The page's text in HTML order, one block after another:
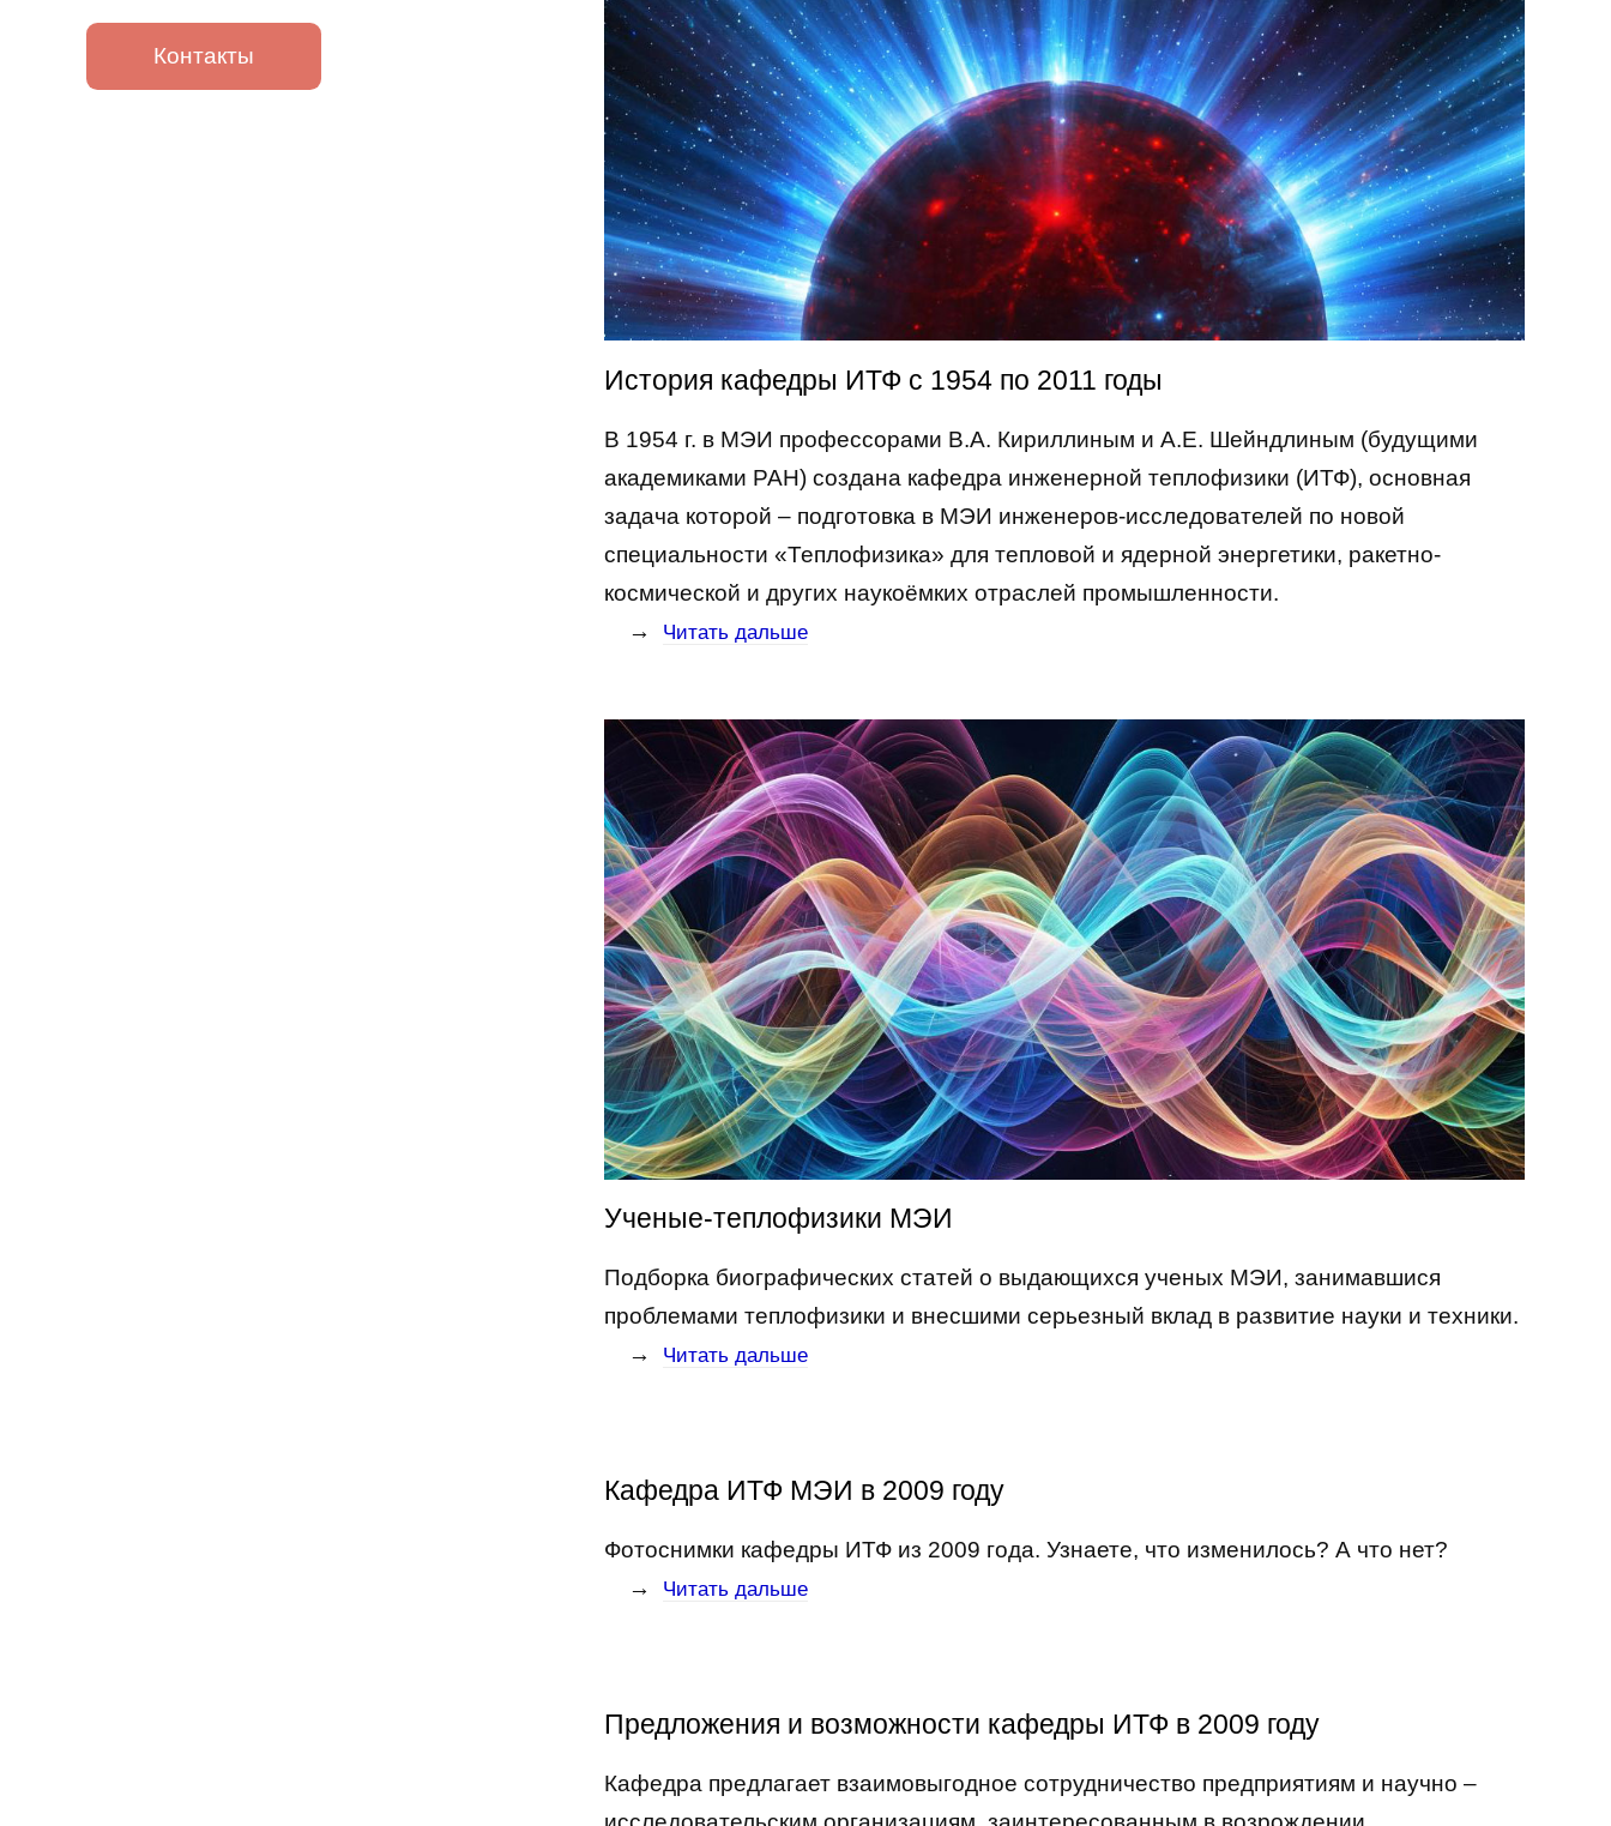
Контакты
История кафедры ИТФ с 1954 по 2011 годы
В 1954 г. в МЭИ профессорами В.А. Кириллиным и А.Е. Шейндлиным (будущими
академиками РАН) создана кафедра инженерной теплофизики (ИТФ), основная
задача которой – подготовка в МЭИ инженеров-исследователей по новой
специальности «Теплофизика» для тепловой и ядерной энергетики, ракетно-
космической и других наукоёмких отраслей промышленности.
→
Читать дальше
Ученые-теплофизики МЭИ
Подборка биографических статей о выдающихся ученых МЭИ, занимавшися
проблемами теплофизики и внесшими серьезный вклад в развитие науки и техники.
→
Читать дальше
Кафедра ИТФ МЭИ в 2009 году
Фотоснимки кафедры ИТФ из 2009 года. Узнаете, что изменилось? А что нет?
→
Читать дальше
Предложения и возможности кафедры ИТФ в 2009 году
Кафедра предлагает взаимовыгодное сотрудничество предприятиям и научно –